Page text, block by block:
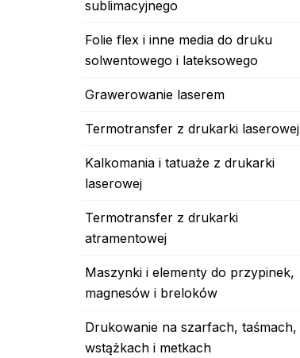
sublimacyjnego
Folie flex i inne media do druku
solwentowego i lateksowego
Grawerowanie laserem
Termotransfer z drukarki laserowej
Kalkomania i tatuaże z drukarki
laserowej
Termotransfer z drukarki
atramentowej
Maszynki i elementy do przypinek,
magnesów i breloków
Drukowanie na szarfach, taśmach,
wstążkach i metkach